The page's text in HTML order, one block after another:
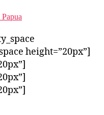
height=”20px”]